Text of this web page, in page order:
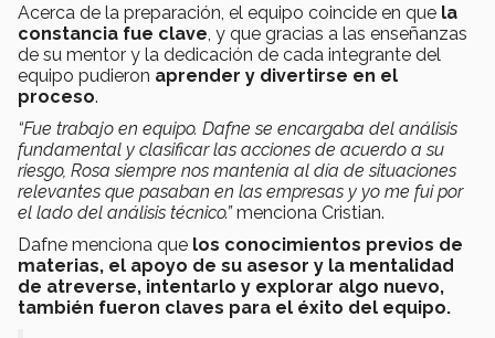
Acerca de la preparación, el equipo coincide en que la
constancia fue clave , y que gracias a las enseñanzas
de su mentor y la dedicación de cada integrante del
equipo pudieron aprender y divertirse en el
proceso.
“Fue trabajo en equipo. Dafne se encargaba del análisis
fundamental y clasificar las acciones de acuerdo a su
riesgo, Rosa siempre nos mantenía al día de situaciones
relevantes que pasaban en las empresas y yo me fui por
el lado del análisis técnico.”menciona Cristian.
Dafne menciona que los conocimientos previos de
materias, el apoyo de su asesor y la mentalidad
de atreverse, intentarlo y explorar algo nuevo,
también fueron claves para el éxito del equipo.